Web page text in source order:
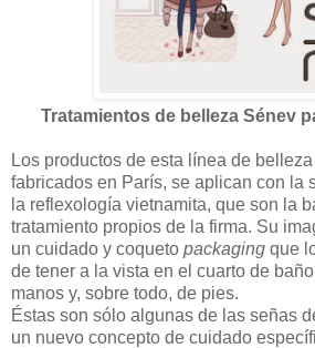
Tratamientos de belleza Sénev
Los productos de esta línea de
fabricados en París, se aplican con la
la reflexología vietnamita, que son la
tratamiento propios de la firma. Su
un cuidado y coqueto packaging que
de tener a la vista en el cuarto de
manos y, sobre todo, de pies.
Éstas son sólo algunas de las señas
un nuevo concepto de cuidado